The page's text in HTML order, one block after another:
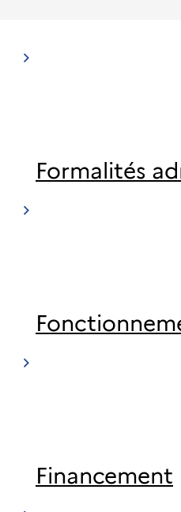
Formalités
Financement